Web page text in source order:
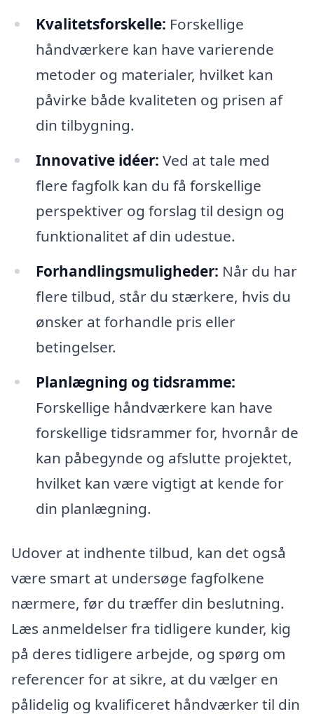
Kvalitetsforskelle: Forskellige
håndværkere kan have varierende
metoder og materialer, hvilket kan
påvirke både kvaliteten og prisen af
din tilbygning.
Innovative idéer: Ved at tale med
flere fagfolk kan du få forskellige
perspektiver og forslag til design og
funktionalitet af din udestue.
Forhandlingsmuligheder: Når du har
flere tilbud, står du stærkere, hvis du
ønsker at forhandle pris eller
betingelser.
Planlægning og tidsramme:
Forskellige håndværkere kan have
forskellige tidsrammer for, hvornår de
kan påbegynde og afslutte projektet,
hvilket kan være vigtigt at kende for
din planlægning.
Udover at indhente tilbud, kan det også
være smart at undersøge fagfolkene
nærmere, før du træffer din beslutning.
Læs anmeldelser fra tidligere kunder, kig
på deres tidligere arbejde, og spørg om
referencer for at sikre, at du vælger en
pålidelig og kvalificeret håndværker til din